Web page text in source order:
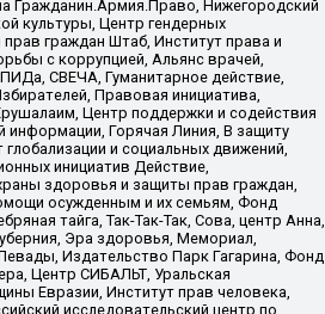
Гражданин.Армия.Право, Нижегородский
культуры, Центр гендерных
граждан Штаб, Институт права и
с коррупцией, Альянс врачей,
СВЕЧА, Гуманитарное действие,
Правовая инициатива,
Центр поддержки и содействия
Горячая Линия, В защиту
и социальных движений,
инициатив Действие,
здоровья и защиты прав граждан,
осужденным и их семьям, Фонд
тайга, Так-Так-Так, Сова, центр Анна,
Эра здоровья, Мемориал,
Издательство Парк Гагарина, Фонд
Центр СИБАЛЬТ, Уральская
Евразии, Институт прав человека,
исследовательский центр по